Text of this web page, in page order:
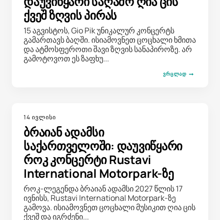
ქვეშ ზღვის პირას
15 აგვისტოს, Gio Pik უნიკალურ კონცერტს
გამართავს ბაღში. ისიამოვნეთ ცოცხალი ხმითა
და ატმოსფეროთი შავი ზღვის სანაპიროზე. არ
გამოტოვოთ ეს ზაფხუ...
ᲕᲠᲪᲚᲐᲓ
14 ივლისი
ბრაიან ადამსი
საქართველოში: დაუვიწყარი
როკ კონცერტი Rustavi
International Motorpark-ზე
როკ-ლეგენდა ბრაიან ადამსი 2027 წლის 17
ივნისს, Rustavi International Motorpark-ზე
გამოვა. ისიამოვნეთ ცოცხალი მუსიკით ღია ცის
ქვეშ და იგრძენი...